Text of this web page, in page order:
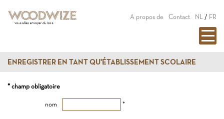
A propos de Contact NL / FR
ENREGISTRER EN TANT QU'ÉTABLISSEMENT SCOLAIRE
* champ obligatoire
nom *